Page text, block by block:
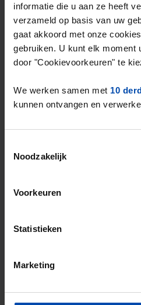
informatie die u aan ze heeft
verzameld op basis van uw
gaat akkoord met onze
gebruiken. U kunt elk moment
door "Cookievoorkeuren" te
We werken samen met 10
kunnen ontvangen en
Noodzakelijk
Voorkeuren
Statistieken
Marketing
Deze cijfers zijn
die in Q2 van 2026 zijn
vrije sector.
Dit is een
kwartaal.
afhankelijk van
Overzicht
Schiedam (Q2-
Alle types 27,36